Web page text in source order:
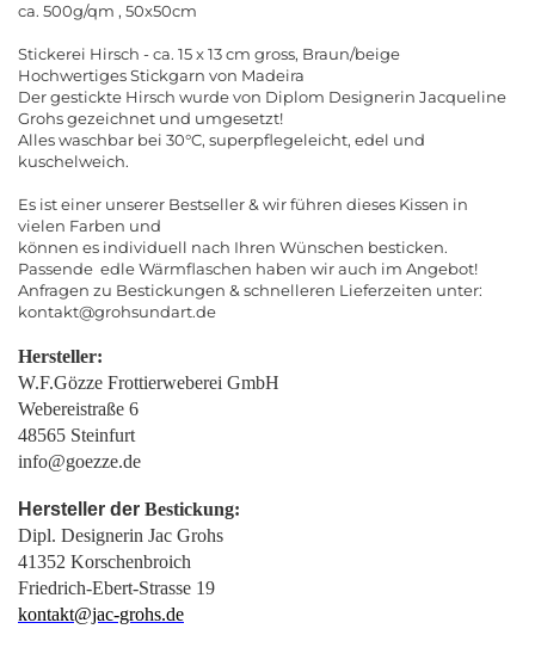
ca. 500g/qm , 50x50cm
Stickerei Hirsch - ca. 15 x 13 cm gross, Braun/beige
Hochwertiges Stickgarn von Madeira
Der gestickte Hirsch wurde von Diplom Designerin Jacqueline
Grohs gezeichnet und umgesetzt!
Alles waschbar bei 30°C, superpflegeleicht, edel und
kuschelweich.
Es ist einer unserer Bestseller & wir führen dieses Kissen in
vielen Farben und
können es individuell nach Ihren Wünschen besticken.
Passende edle Wärmflaschen haben wir auch im Angebot!
Anfragen zu Bestickungen & schnelleren Lieferzeiten unter:
kontakt@grohsundart.de
Hersteller:
W.F.Gözze Frottierweberei GmbH
Webereistraße 6
48565 Steinfurt
info@goezze.de
Hersteller der Bestickung:
Dipl. Designerin Jac Grohs
41352 Korschenbroich
Friedrich-Ebert-Strasse 19
kontakt@jac-grohs.de